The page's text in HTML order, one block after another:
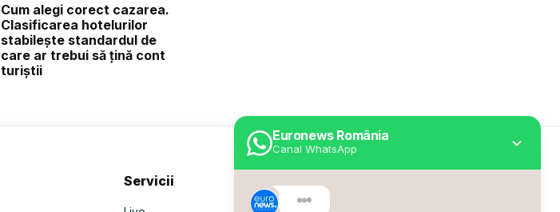
Euronews România
Canal WhatsApp
Cum alegi corect cazarea.
Clasificarea hotelurilor
stabilește standardul de
care ar trebui să țină cont
turiștii
Servicii